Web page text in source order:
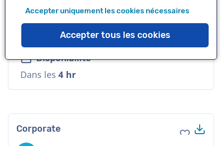
Voix
Jeune, Polyvalente, Fiable
Disponibilité
Dans les 4 hr
Corporate Ajouter
Accepter uniquement les cookies nécessaires
Accepter tous les cookies